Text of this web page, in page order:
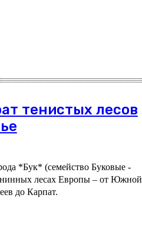
тенистых лесов
*Бук* (семейство Буковые -
лесах Европы – от Южной
до Карпат.